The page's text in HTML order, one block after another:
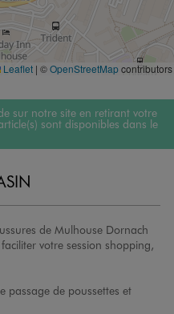
Leaflet | ©OpenStreetMapcontributors
sur notre site en retirant votre
sont disponibles dans le
de Mulhouse Dornach
votre session shopping,
passage de poussettes et